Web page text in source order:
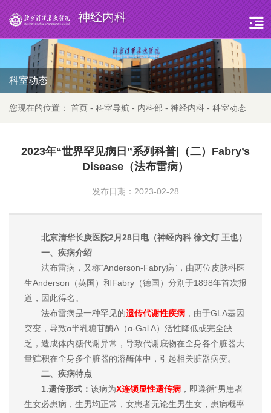
神经内科
科室动态
您现在的位置： 首页 - 科室导航 - 内科部 - 神经内科 - 科室动态
2023年“世界罕见病日”系列科普|（二）Fabry’s
Disease（法布雷病）
发布日期：2023-02-28
北京清华长庚医院2月28日电（神经内科 徐文灯 王也）
一、疾病介绍
法布雷病，又称“Anderson-Fabry病”，由两位皮肤科医
生Anderson（英国）和Fabry（德国）分别于1898年首次报
道，因此得名。
法布雷病是一种罕见的遗传代谢性疾病 ，由于GLA基因
突变，导致α半乳糖苷酶A（α-Gal A）活性降低或完全缺
乏，造成体内糖代谢异常，导致代谢底物在全身各个脏器大
量贮积在全身多个脏器的溶酶体中，引起相关脏器病变。
二、疾病特点
1.遗传形式： 该病为X连锁显性遗传病 ，即遵循“男患者
生女必患病，生男均正常，女患者无论生男生女，患病概率